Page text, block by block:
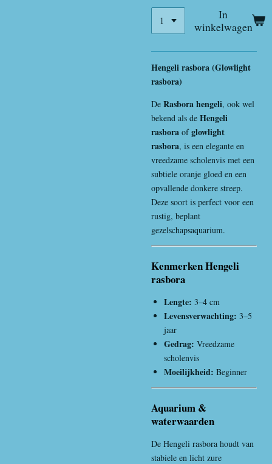
In
winkelwagen
Hengeli rasbora (Glowlight
rasbora)
De Rasbora hengeli, ook wel
bekend als de Hengeli
rasbora ofglowlight
rasbora, is een elegante en
vreedzame scholenvis met een
subtiele oranje gloed en een
opvallende donkere streep.
Deze soort is perfect voor een
rustig, beplant
gezelschapsaquarium.
Kenmerken Hengeli
rasbora
Lengte: 3–4 cm
Levensverwachting: 3–5
jaar
Gedrag: Vreedzame
scholenvis
Moeilijkheid: Beginner
Aquarium &
waterwaarden
De Hengeli rasbora houdt van
stabiele en licht zure